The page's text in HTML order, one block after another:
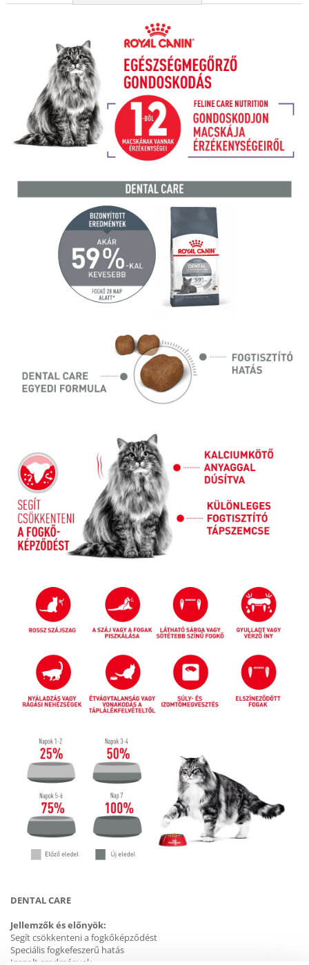
DENTAL CARE
Jellemzők és előnyök:
Segít csökkenteni a fogkőképződést
Speciális fogkefeszerű hatás
Igazolt eredmények